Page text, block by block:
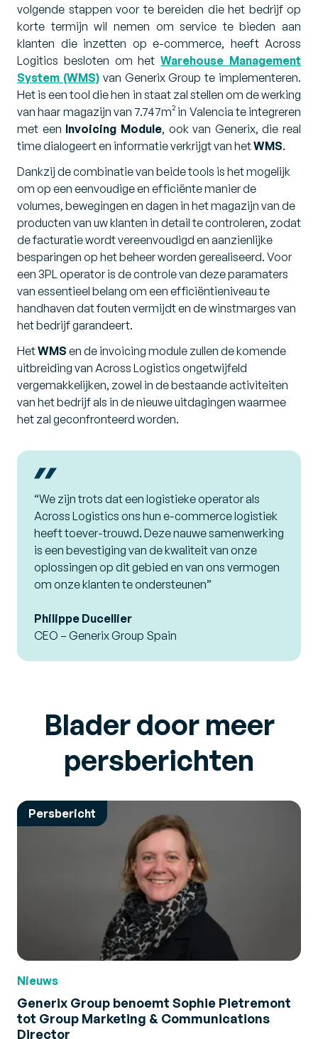
volgende stappen voor te bereiden die het bedrijf op
korte termijn wil nemen om service te bieden aan
klanten die inzetten op e-commerce, heeft Across
Logitics besloten om hetWarehouse Management
System (WMS)van Generix Group te implementeren.
Het is een tool die hen in staat zal stellen om de werking
van haar magazijn van 7.747m² in Valencia te integreren
met een Invoicing Module, ook van Generix, die real
time dialogeert en informatie verkrijgt van hetWMS.
Dankzij de combinatie van beide tools is het mogelijk
om op een eenvoudige en efficiënte manier de
volumes, bewegingen en dagen in het magazijn van de
producten van uw klanten in detail te controleren, zodat
de facturatie wordt vereenvoudigd en aanzienlijke
besparingen op het beheer worden gerealiseerd. Voor
een 3PL operator is de controle van deze paramaters
van essentieel belang om een efficiëntieniveau te
handhaven dat fouten vermijdt en de winstmarges van
het bedrijf garandeert.
HetWMS en de invoicing module zullen de komende
uitbreiding van Across Logistics ongetwijfeld
vergemakkelijken, zowel in de bestaande activiteiten
van het bedrijf als in de nieuwe uitdagingen waarmee
het zal geconfronteerd worden.
“We zijn trots dat een logistieke operator als
Across Logistics ons hun e-commerce logistiek
heeft toever-trouwd. Deze nauwe samenwerking
is een bevestiging van de kwaliteit van onze
oplossingen op dit gebied en van ons vermogen
om onze klanten te ondersteunen”
Philippe Ducellier
CEO – Generix Group Spain
Blader door meer
persberichten
Persbericht
Nieuws
Generix Group benoemt Sophie Pietremont
tot Group Marketing & Communications
Director